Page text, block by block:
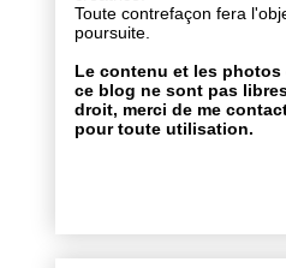
Toute contrefaçon fera
poursuite.
Le contenu et les photos
ce blog ne sont pas
droit, merci de me
pour toute utilisation.